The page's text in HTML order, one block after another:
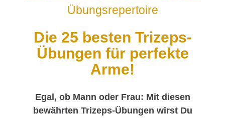
Übungsrepertoire
Die 25 besten Trizeps-
Übungen für perfekte
Arme!
Egal, ob Mann oder Frau: Mit diesen
bewährten Trizeps-Übungen wirst Du